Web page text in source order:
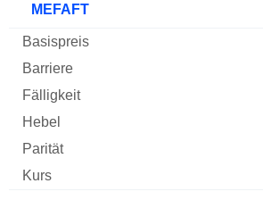
MEFAFT